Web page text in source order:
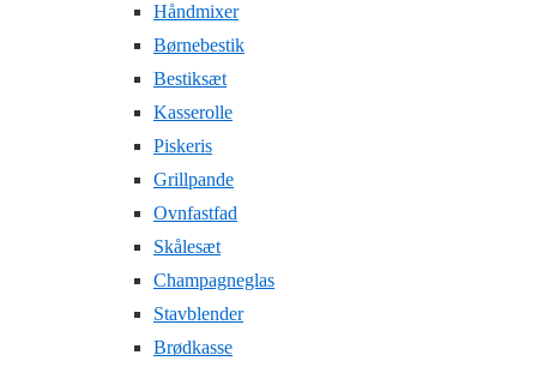
Håndmixer
Børnebestik
Bestiksæt
Kasserolle
Piskeris
Grillpande
Ovnfastfad
Skålesæt
Champagneglas
Stavblender
Brødkasse